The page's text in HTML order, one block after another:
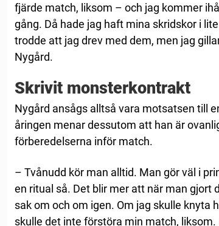
fjärde match, liksom – och jag kommer
gång. Då hade jag haft mina skridskor i
trodde att jag drev med dem, men jag
Nygård.
Skrivit monsterkontrakt
Nygård ansågs alltså vara motsatsen till
åringen menar dessutom att han är
förberedelserna inför match.
– Tvånudd kör man alltid. Man gör väl i
en ritual så. Det blir mer att när man gjort
sak om och om igen. Om jag skulle knyta
skulle det inte förstöra min match,